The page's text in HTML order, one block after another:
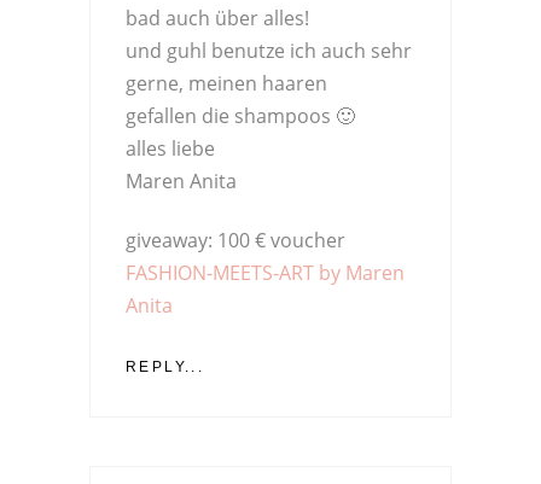
bad auch über alles!
und guhl benutze ich auch sehr
gerne, meinen haaren
gefallen die shampoos 🙂
alles liebe
Maren Anita
giveaway: 100 € voucher
FASHION-MEETS-ART by Maren
Anita
REPLY...